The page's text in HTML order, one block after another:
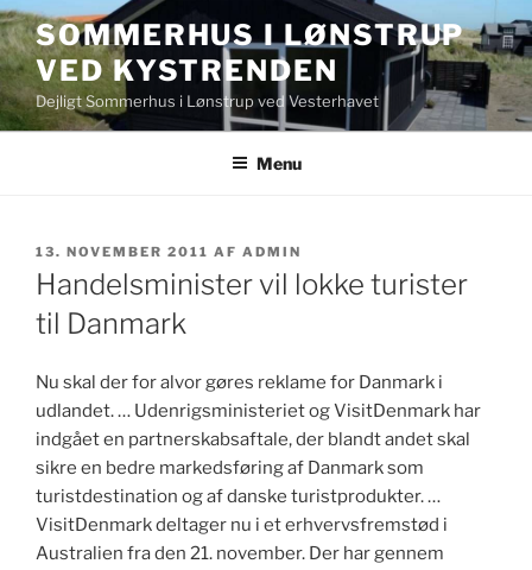
Videre
til
indhold
SOMMERHUS I LØNSTRUP
VED KYSTRENDEN
Dejligt Sommerhus i Lønstrup ved Vesterhavet
Menu
UDGIVET
DEN
13. NOVEMBER 2011 AF ADMIN
Handelsminister vil lokke turister
til Danmark
Nu skal der for alvor gøres reklame for Danmark i
udlandet. … Udenrigsministeriet og VisitDenmark har
indgået en partnerskabsaftale, der blandt andet skal
sikre en bedre markedsføring af Danmark som
turistdestination og af danske turistprodukter. …
VisitDenmark deltager nu i et erhvervsfremstød i
Australien fra den 21. november. Der har gennem